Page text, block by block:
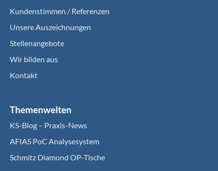
Kundenstimmen / Referenzen
Unsere Auszeichnungen
Stellenangebote
Wir bilden aus
Kontakt
Themenwelten
KS-Blog – Praxis-News
AFIAS PoC Analysesystem
Schmitz Diamond OP-Tische